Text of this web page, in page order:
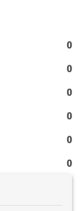
0
0
0
0
0
0